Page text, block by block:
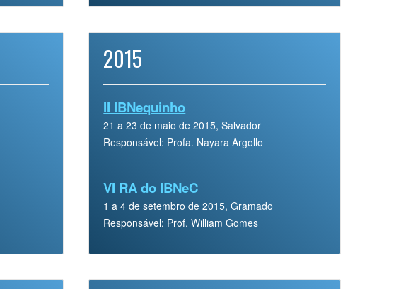
2015
II IBNequinho
21 a 23 de maio de 2015, Salvador
Responsável: Profa. Nayara Argollo
VI RA do IBNeC
1 a 4 de setembro de 2015, Gramado
Responsável: Prof. William Gomes